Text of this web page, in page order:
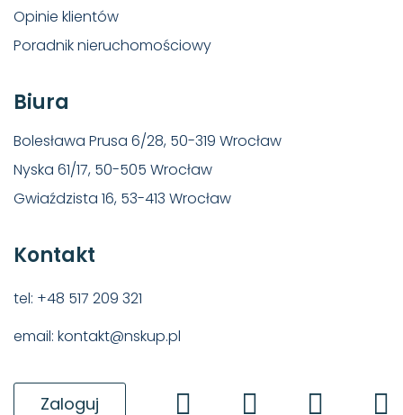
Opinie klientów
Poradnik nieruchomościowy
Biura
Bolesława Prusa 6/28, 50-319 Wrocław
Nyska 61/17, 50-505 Wrocław
Gwiaździsta 16, 53-413 Wrocław
Kontakt
tel: +48 517 209 321
email: kontakt@nskup.pl
Zaloguj